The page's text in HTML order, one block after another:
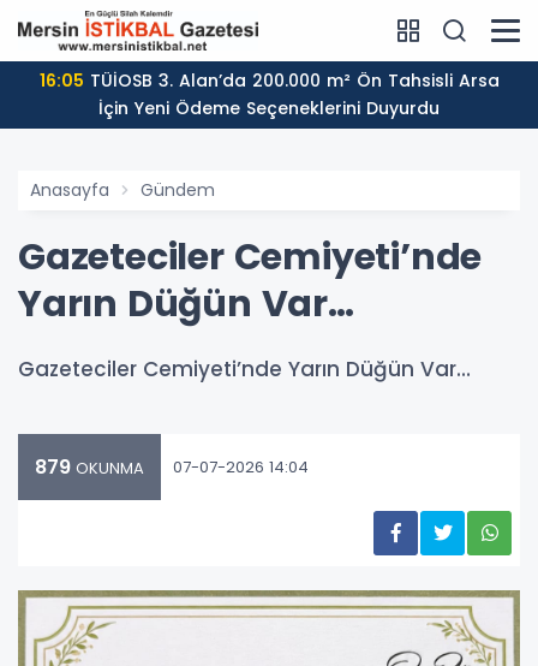
16:05
İçin Yeni Ödeme Seçeneklerini Duyurdu
Anasayfa Gündem
Gazeteciler Cemiyeti’nde
Yarın Düğün Var…
Gazeteciler Cemiyeti’nde Yarın Düğün Var…
879 OKUNMA 07-07-2026 14:04